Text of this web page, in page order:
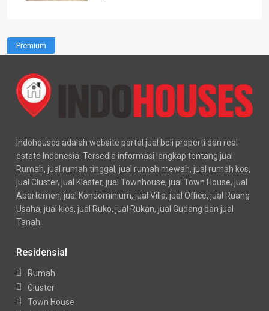
Premium
Indohouses adalah website portal jual beli properti dan real
estate Indonesia. Tersedia informasi lengkap tentang jual
Rumah, jual rumah tinggal, jual rumah mewah, jual rumah kos,
jual Cluster, jual Klaster, jual Townhouse, jual Town House, jual
Apartemen, jual Kondominium, jual Villa, jual Office, jual Ruang
Usaha, jual kios, jual Ruko, jual Rukan, jual Gudang dan jual
Tanah.
Residensial
Rumah
Cluster
Town House